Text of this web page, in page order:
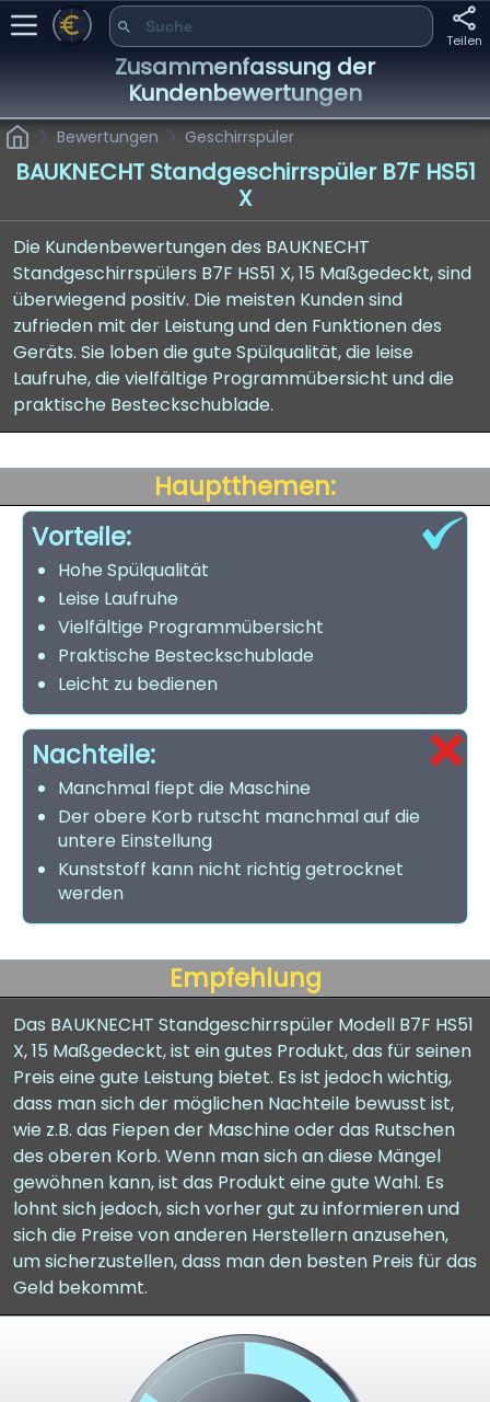
Teilen
Zusammenfassung der
Kundenbewertungen
Bewertungen Geschirrspüler
BAUKNECHT Standgeschirrspüler B7F HS51
X
Die Kundenbewertungen des BAUKNECHT
Standgeschirrspülers B7F HS51 X, 15 Maßgedeckt, sind
überwiegend positiv. Die meisten Kunden sind
zufrieden mit der Leistung und den Funktionen des
Geräts. Sie loben die gute Spülqualität, die leise
Laufruhe, die vielfältige Programmübersicht und die
praktische Besteckschublade.
Hauptthemen:
Vorteile:
Hohe Spülqualität
Leise Laufruhe
Vielfältige Programmübersicht
Praktische Besteckschublade
Leicht zu bedienen
Nachteile:
Manchmal fiept die Maschine
Der obere Korb rutscht manchmal auf die
untere Einstellung
Kunststoff kann nicht richtig getrocknet
werden
Empfehlung
Das BAUKNECHT Standgeschirrspüler Modell B7F HS51
X, 15 Maßgedeckt, ist ein gutes Produkt, das für seinen
Preis eine gute Leistung bietet. Es ist jedoch wichtig,
dass man sich der möglichen Nachteile bewusst ist,
wie z.B. das Fiepen der Maschine oder das Rutschen
des oberen Korb. Wenn man sich an diese Mängel
gewöhnen kann, ist das Produkt eine gute Wahl. Es
lohnt sich jedoch, sich vorher gut zu informieren und
sich die Preise von anderen Herstellern anzusehen,
um sicherzustellen, dass man den besten Preis für das
Geld bekommt.